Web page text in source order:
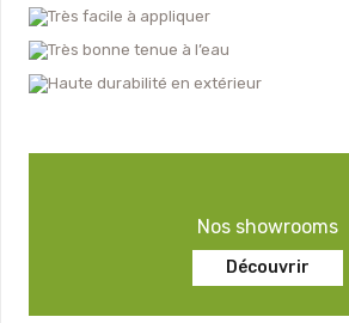
Très facile à appliquer
Très bonne tenue à l’eau
Haute durabilité en extérieur
Nos showrooms
Découvrir